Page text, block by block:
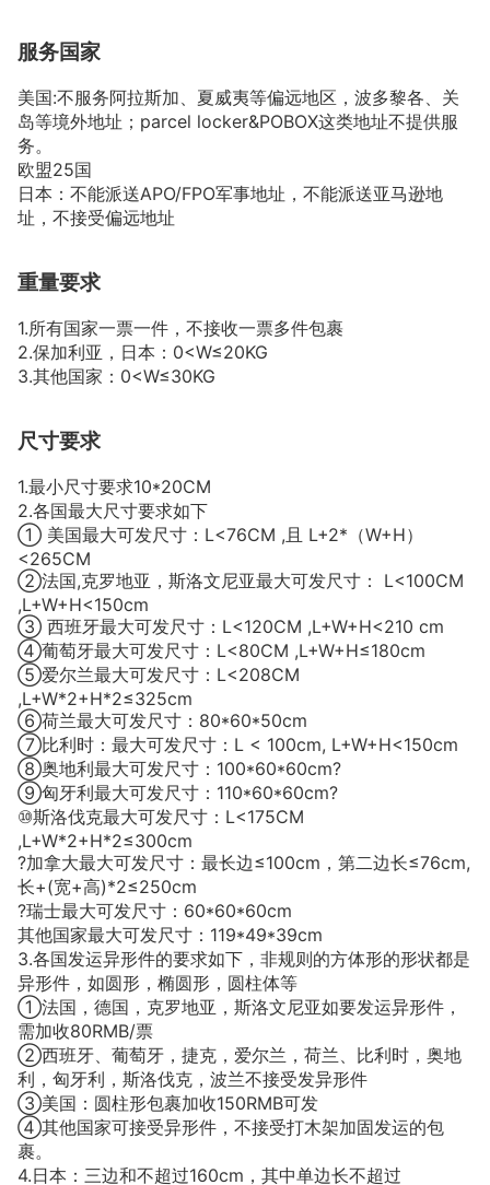
服务国家
美国:不服务阿拉斯加、夏威夷等偏远地区，波多黎各、关
岛等境外地址；parcel locker&POBOX这类地址不提供服
务。
欧盟25国
日本：不能派送APO/FPO军事地址，不能派送亚马逊地
址，不接受偏远地址
重量要求
1.所有国家一票一件，不接收一票多件包裹
2.保加利亚，日本：0<W≤20KG
3.其他国家：0<W≤30KG
尺寸要求
1.最小尺寸要求10*20CM
2.各国最大尺寸要求如下
① 美国最大可发尺寸：L<76CM ,且 L+2*（W+H）
<265CM
②法国,克罗地亚，斯洛文尼亚最大可发尺寸： L<100CM
,L+W+H<150cm
③ 西班牙最大可发尺寸：L<120CM ,L+W+H<210 cm
④葡萄牙最大可发尺寸：L<80CM ,L+W+H≤180cm
⑤爱尔兰最大可发尺寸：L<208CM
,L+W*2+H*2≤325cm
⑥荷兰最大可发尺寸：80*60*50cm
⑦比利时：最大可发尺寸：L < 100cm, L+W+H<150cm
⑧奥地利最大可发尺寸：100*60*60cm?
⑨匈牙利最大可发尺寸：110*60*60cm?
⑩斯洛伐克最大可发尺寸：L<175CM
,L+W*2+H*2≤300cm
?加拿大最大可发尺寸：最长边≤100cm，第二边长≤76cm,
长+(宽+高)*2≤250cm
?瑞士最大可发尺寸：60*60*60cm
其他国家最大可发尺寸：119*49*39cm
3.各国发运异形件的要求如下，非规则的方体形的形状都是
异形件，如圆形，椭圆形，圆柱体等
①法国，德国，克罗地亚，斯洛文尼亚如要发运异形件，
需加收80RMB/票
②西班牙、葡萄牙，捷克，爱尔兰，荷兰、比利时，奥地
利，匈牙利，斯洛伐克，波兰不接受发异形件
③美国：圆柱形包裹加收150RMB可发
④其他国家可接受异形件，不接受打木架加固发运的包
裹。
4.日本：三边和不超过160cm，其中单边长不超过